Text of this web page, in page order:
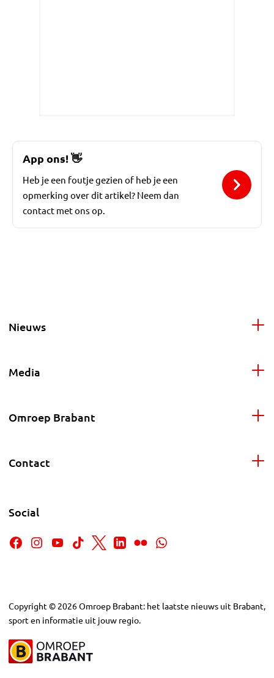
App ons!👋
Heb je een foutje gezien of heb je een
opmerking over dit artikel? Neem dan
contact met ons op.
Nieuws
Media
Omroep Brabant
Contact
Social
Copyright © 2026Omroep Brabant: het laatste nieuws uit Brabant,
sport en informatie uit jouw regio.